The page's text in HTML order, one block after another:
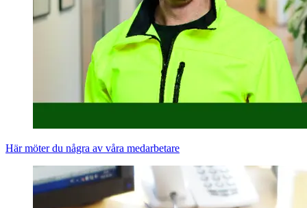
Här möter du några av våra medarbetare